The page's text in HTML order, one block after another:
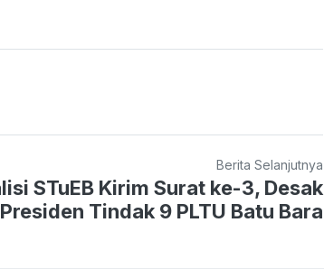
Berita Selanjutnya
STuEB Kirim Surat ke-3, Desak
Presiden Tindak 9 PLTU Batu Bara